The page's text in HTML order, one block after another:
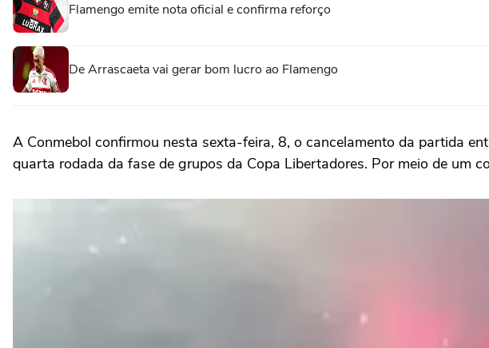
Flamengo emite nota oficial e confirma reforço
De Arrascaeta vai gerar bom lucro ao Flamengo
A Conmebol confirmou nesta sexta-feira, 8, o cancelamento da partida
quarta rodada da fase de grupos da Copa Libertadores. Por meio de um